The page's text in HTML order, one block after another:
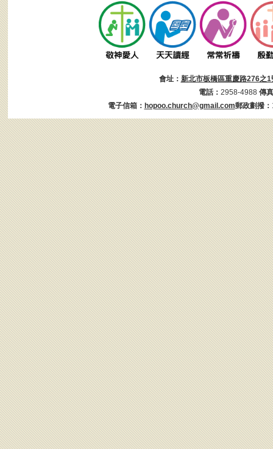
會址： 新北市板橋區重慶路276之1
電話： 2958-4988 傳
電子信箱： hopoo.church@gmail.com郵政劃撥：